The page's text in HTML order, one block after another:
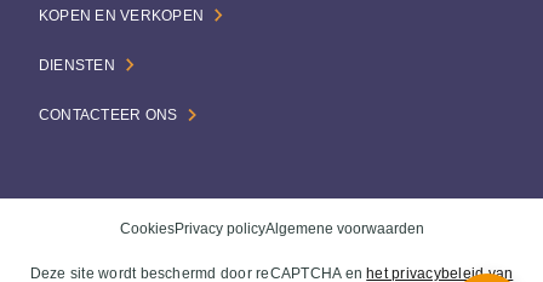
KOPEN EN VERKOPEN
DIENSTEN
CONTACTEER ONS
CookiesPrivacy policyAlgemene voorwaarden
Deze site wordt beschermd door reCAPTCHA en het privacybeleid van